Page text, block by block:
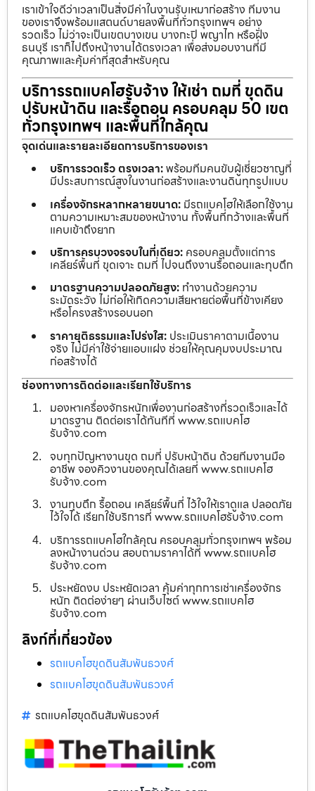
เราเข้าใจดีว่าเวลาเป็นสิ่งมีค่าในงานรับเหมาก่อสร้าง ทีมงาน
ของเราจึงพร้อมแสตนด์บายลงพื้นที่ทั่วกรุงเทพฯ อย่าง
รวดเร็ว ไม่ว่าจะเป็นเขตบางเขน บางกะปิ พญาไท หรือฝั่ง
ธนบุรี เราก็ไปถึงหน้างานได้ตรงเวลา เพื่อส่งมอบงานที่มี
คุณภาพและคุ้มค่าที่สุดสำหรับคุณ
บริการรถแบคโฮรับจ้าง ให้เช่า ถมที่ ขุดดิน
ปรับหน้าดิน และรื้อถอน ครอบคลุม 50 เขต
ทั่วกรุงเทพฯ และพื้นที่ใกล้คุณ
จุดเด่นและรายละเอียดการบริการของเรา
บริการรวดเร็ว ตรงเวลา:พร้อมทีมคนขับผู้เชี่ยวชาญที่
มีประสบการณ์สูงในงานก่อสร้างและงานดินทุกรูปแบบ
เครื่องจักรหลากหลายขนาด: มีรถแบคโฮให้เลือกใช้งาน
ตามความเหมาะสมของหน้างาน ทั้งพื้นที่กว้างและพื้นที่
แคบเข้าถึงยาก
บริการครบวงจรจบในที่เดียว: ครอบคลุมตั้งแต่การ
เคลียร์พื้นที่ ขุดเจาะ ถมที่ ไปจนถึงงานรื้อถอนและทุบตึก
มาตรฐานความปลอดภัยสูง: ทำงานด้วยความ
ระมัดระวัง ไม่ก่อให้เกิดความเสียหายต่อพื้นที่ข้างเคียง
หรือโครงสร้างรอบนอก
ราคายุติธรรมและโปร่งใส: ประเมินราคาตามเนื้องาน
จริง ไม่มีค่าใช้จ่ายแอบแฝง ช่วยให้คุณคุมงบประมาณ
ก่อสร้างได้
ช่องทางการติดต่อและเรียกใช้บริการ
มองหาเครื่องจักรหนักเพื่องานก่อสร้างที่รวดเร็วและได้
มาตรฐาน ติดต่อเราได้ทันทีที่ www.รถแบคโฮ
รับจ้าง.com
จบทุกปัญหางานขุด ถมที่ ปรับหน้าดิน ด้วยทีมงานมือ
อาชีพ จองคิวงานของคุณได้เลยที่ www.รถแบคโฮ
รับจ้าง.com
งานทุบตึก รื้อถอน เคลียร์พื้นที่ ไว้ใจให้เราดูแล ปลอดภัย
ไว้ใจได้ เรียกใช้บริการที่ www.รถแบคโฮรับจ้าง.com
บริการรถแบคโฮใกล้คุณ ครอบคลุมทั่วกรุงเทพฯ พร้อม
ลงหน้างานด่วน สอบถามราคาได้ที่ www.รถแบคโฮ
รับจ้าง.com
ประหยัดงบ ประหยัดเวลา คุ้มค่าทุกการเช่าเครื่องจักร
หนัก ติดต่อง่ายๆ ผ่านเว็บไซต์ www.รถแบคโฮ
รับจ้าง.com
ลิงก์ที่เกี่ยวข้อง
รถแบคโฮขุดดินสัมพันธวงศ์
รถแบคโฮขุดดินสัมพันธวงศ์
รถแบคโฮขุดดินสัมพันธวงศ์